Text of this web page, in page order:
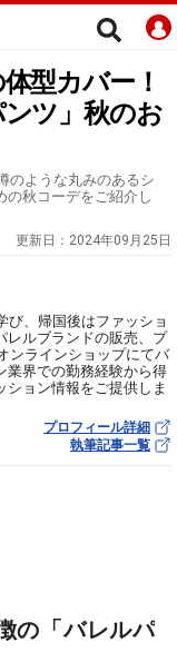
型カバー！
ツ」秋のお
のような丸みのあるシ
の秋コーデをご紹介し
更新日： 2024年09月25日
び、帰国後はファッショ
レルブランドの販売、プ
ンラインショップにてバ
業界での勤務経験から得
ション情報をご提供しま
プロフィール詳細
執筆記事一覧
の「バレルパ